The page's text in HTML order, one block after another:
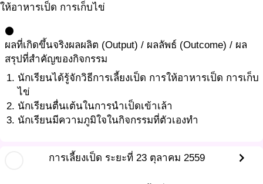
ให้อาหารเป็ด การเก็บไข่
circle
ผลที่เกิดขึ้นจริงผลผลิต (Output) / ผลลัพธ์ (Outcome) / ผล
สรุปที่สำคัญของกิจกรรม
นักเรียนได้รู้จักวิธีการเลี้ยงเป็ด การให้อาหารเป็ด การเก็บ
ไข่
นักเรียนตื่นเต้นในการนำเป็ดเข้าเล้า
นักเรียนมีความภูมิใจในกิจกรรมที่ตัวเองทำ
การเลี้ยงเป็ด ระยะที่ 23 ตุลาคม 2559 chevron_right